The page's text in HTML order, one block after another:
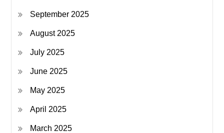
September 2025
August 2025
July 2025
June 2025
May 2025
April 2025
March 2025